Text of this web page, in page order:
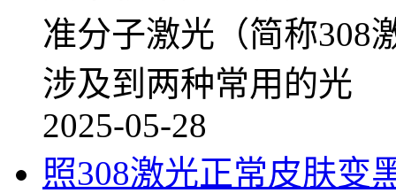
准分子激光（简称308
涉及到两种常用的光
2025-05-28
照308激光正常皮肤变